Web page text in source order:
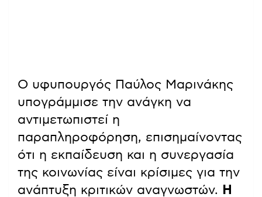
Ο υφυπουργός Παύλος Μαρινάκης
υπογράμμισε την ανάγκη να
αντιμετωπιστεί η
παραπληροφόρηση, επισημαίνοντας
ότι η εκπαίδευση και η συνεργασία
της κοινωνίας είναι κρίσιμες για την
ανάπτυξη κριτικών αναγνωστών.
Η